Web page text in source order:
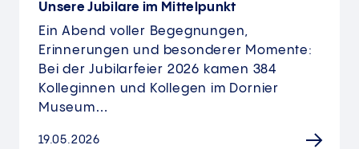
​​​​​​​Unsere Jubilare im Mittelpunkt
Ein Abend voller Begegnungen,
Erinnerungen und besonderer Momente:
Bei der Jubilarfeier 2026 kamen 384
Kolleginnen und Kollegen im Dornier
Museum…
19.05.2026